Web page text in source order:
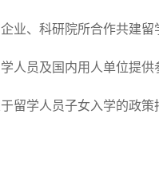
、科研院所合作共建留
人员及国内用人单位提供
学人员子女入学的政